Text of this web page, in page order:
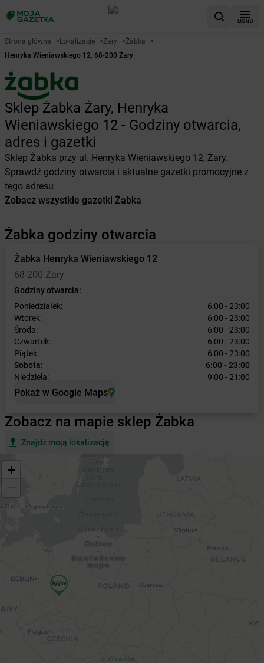
MENU
Strona główna >Lokalizacje >Żary >Żabka
>
Henryka Wieniawskiego 12, 68-200 Żary
Sklep Żabka Żary, Henryka
Wieniawskiego 12 - Godziny otwarcia,
adres i gazetki
Sklep Żabka przy ul. Henryka Wieniawskiego 12, Żary.
Sprawdź godziny otwarcia i aktualne gazetki promocyjne z
tego adresu
Zobacz wszystkie gazetki Żabka
Żabka godziny otwarcia
Żabka Henryka Wieniawskiego 12
68-200 Żary
Godziny otwarcia:
Poniedziałek:
6:00 - 23:00
Wtorek:
6:00 - 23:00
Środa:
6:00 - 23:00
Czwartek:
6:00 - 23:00
Piątek:
6:00 - 23:00
Sobota:
6:00 - 23:00
Niedziela:
9:00 - 21:00
Pokaż w Google Maps
Zobacz na mapie sklep Żabka
Znajdź moją lokalizację
+